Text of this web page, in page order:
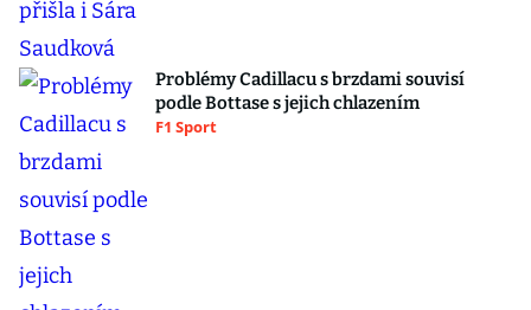
Problémy Cadillacu s brzdami souvisí
podle Bottase s jejich chlazením
F1 Sport